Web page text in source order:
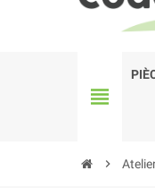
view_headline
chevron_right